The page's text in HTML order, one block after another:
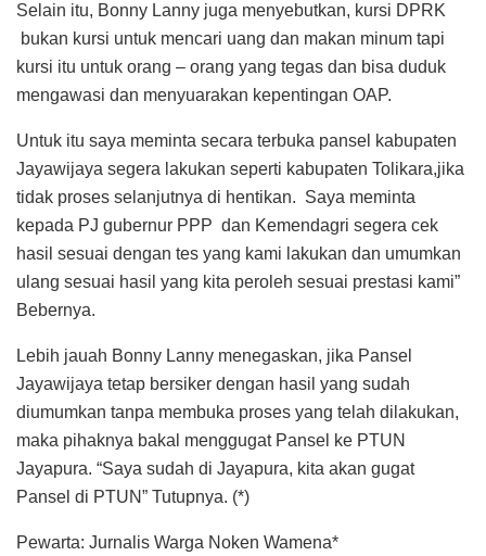
Selain itu, Bonny Lanny juga menyebutkan, kursi DPRK
bukan kursi untuk mencari uang dan makan minum tapi
kursi itu untuk orang – orang yang tegas dan bisa duduk
mengawasi dan menyuarakan kepentingan OAP.
Untuk itu saya meminta secara terbuka pansel kabupaten
Jayawijaya segera lakukan seperti kabupaten Tolikara,jika
tidak proses selanjutnya di hentikan. Saya meminta
kepada PJ gubernur PPP dan Kemendagri segera cek
hasil sesuai dengan tes yang kami lakukan dan umumkan
ulang sesuai hasil yang kita peroleh sesuai prestasi kami”
Bebernya.
Lebih jauah Bonny Lanny menegaskan, jika Pansel
Jayawijaya tetap bersiker dengan hasil yang sudah
diumumkan tanpa membuka proses yang telah dilakukan,
maka pihaknya bakal menggugat Pansel ke PTUN
Jayapura. “Saya sudah di Jayapura, kita akan gugat
Pansel di PTUN” Tutupnya. (*)
Pewarta: Jurnalis Warga Noken Wamena*